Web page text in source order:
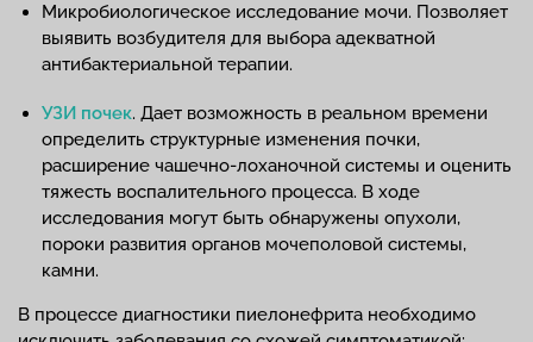
Микробиологическое исследование мочи. Позволяет
выявить возбудителя для выбора адекватной
антибактериальной терапии.
УЗИ почек. Дает возможность в реальном времени
определить структурные изменения почки,
расширение чашечно-лоханочной системы и оценить
тяжесть воспалительного процесса. В ходе
исследования могут быть обнаружены опухоли,
пороки развития органов мочеполовой системы,
камни.
В процессе диагностики пиелонефрита необходимо